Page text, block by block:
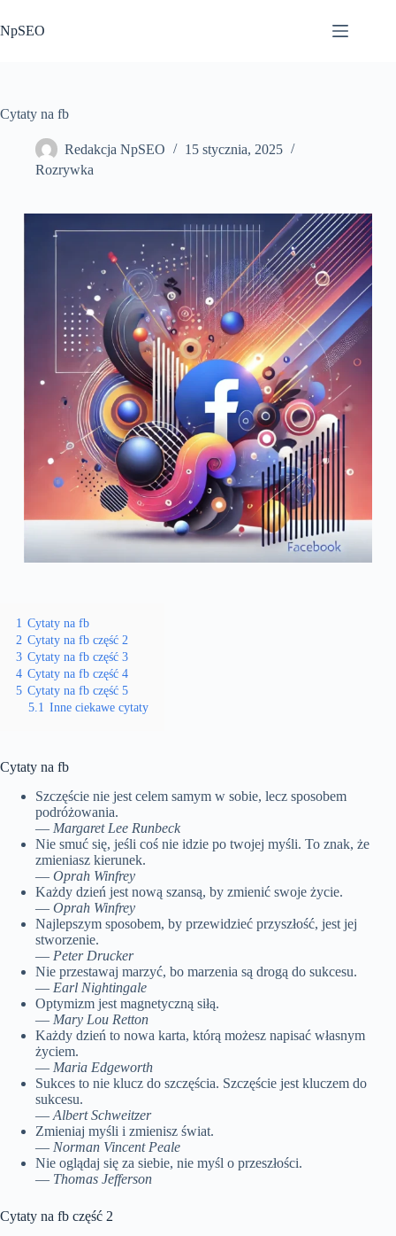
do
treści
NpSEO
Cytaty na fb
Redakcja NpSEO
15 stycznia, 2025
Rozrywka
1 Cytaty na fb
2 Cytaty na fb część 2
3 Cytaty na fb część 3
4 Cytaty na fb część 4
5 Cytaty na fb część 5
5.1 Inne ciekawe cytaty
Cytaty na fb
Szczęście nie jest celem samym w sobie, lecz sposobem
podróżowania.
— Margaret Lee Runbeck
Nie smuć się, jeśli coś nie idzie po twojej myśli. To znak, że
zmieniasz kierunek.
— Oprah Winfrey
Każdy dzień jest nową szansą, by zmienić swoje życie.
— Oprah Winfrey
Najlepszym sposobem, by przewidzieć przyszłość, jest jej
stworzenie.
— Peter Drucker
Nie przestawaj marzyć, bo marzenia są drogą do sukcesu.
— Earl Nightingale
Optymizm jest magnetyczną siłą.
— Mary Lou Retton
Każdy dzień to nowa karta, którą możesz napisać własnym
życiem.
— Maria Edgeworth
Sukces to nie klucz do szczęścia. Szczęście jest kluczem do
sukcesu.
— Albert Schweitzer
Zmieniaj myśli i zmienisz świat.
— Norman Vincent Peale
Nie oglądaj się za siebie, nie myśl o przeszłości.
— Thomas Jefferson
Cytaty na fb część 2